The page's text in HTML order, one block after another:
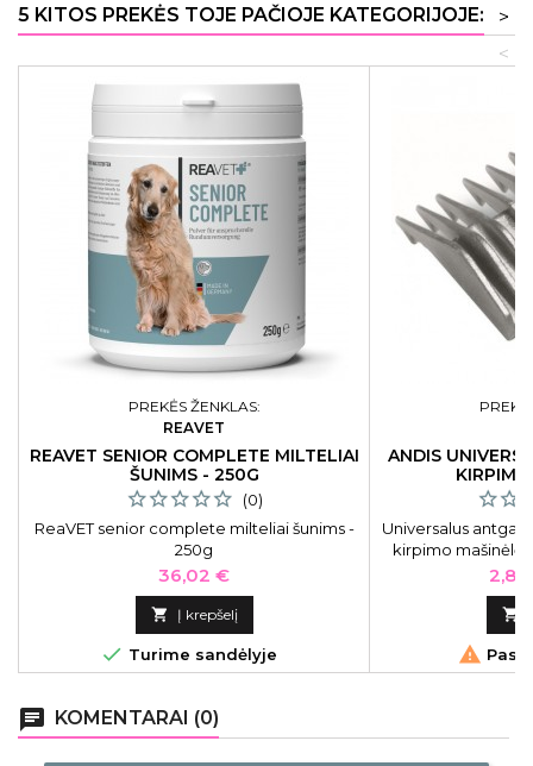
5 KITOS PREKĖS TOJE PAČIOJE KATEGORIJOJE:
>
<
PREKĖS ŽENKLAS:
REAVET
REAVET SENIOR COMPLETE MILTELIAI
ŠUNIMS - 250G
(0)
ReaVET senior complete milteliai šunims -
250g
Kaina
36,02 €
 Į krepšelį
 Turime sandėlyje
ANDIS
Universalus
kirpimo


chat KOMENTARAI (0)